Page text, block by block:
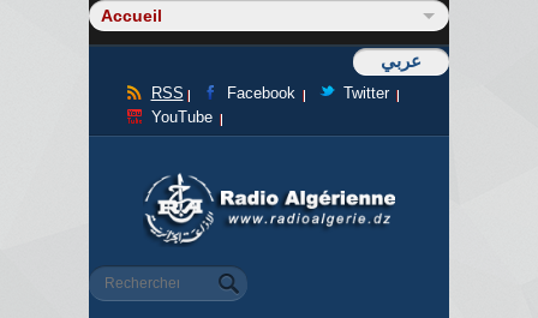
عربي
RSS Facebook
Twitter
YouTube
Formulaire de recherche
Rechercher